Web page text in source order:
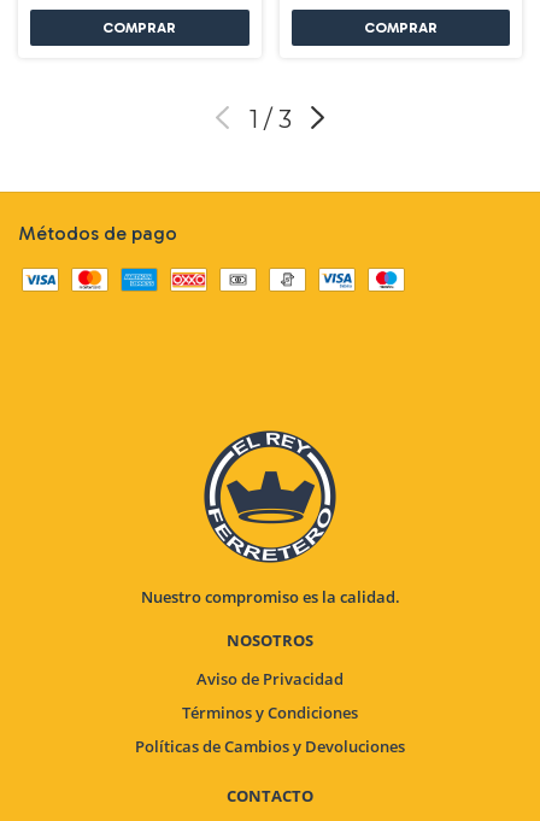
1 / 3
Métodos de pago
Nuestro compromiso es la calidad.
NOSOTROS
Aviso de Privacidad
Términos y Condiciones
Políticas de Cambios y Devoluciones
CONTACTO